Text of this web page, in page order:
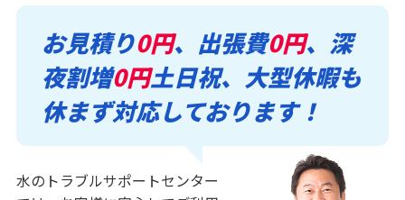
お見積り0円、出張費0円、深
夜割増0円土日祝、大型休暇も
休まず対応しております！
水のトラブルサポートセンター